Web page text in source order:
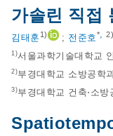
가솔린 직접
김태훈 1) ; 전준호*, 2)
1)서울과학기술대학교
2)부경대학교 소방공학
3)부경대학교 건축⋅소방